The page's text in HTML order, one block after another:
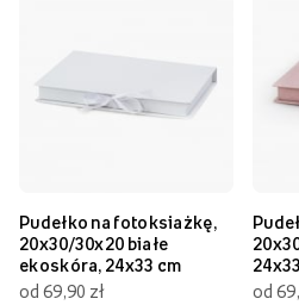
Pudełko na fotoksiażkę,
20x30/30x20 białe
ekoskóra, 24x33 cm
od 69,90 zł
od